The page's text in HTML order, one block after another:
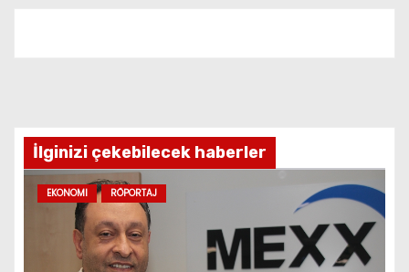
İlginizi çekebilecek haberler
EKONOMI RÖPORTAJ